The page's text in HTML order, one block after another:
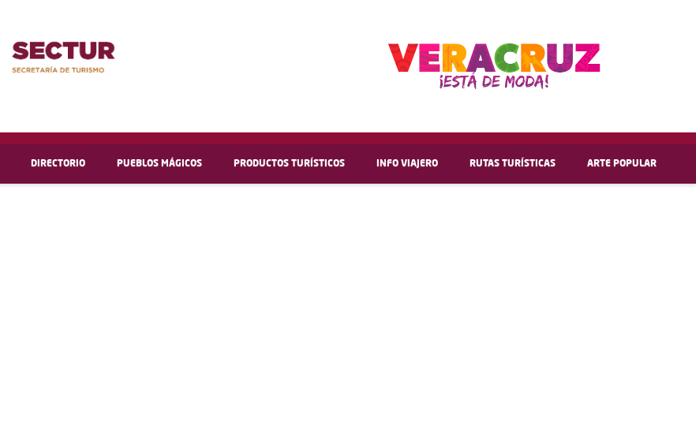
DIRECTORIO PUEBLOS MÁGICOS PRODUCTOS TURÍSTICOS INFO VIAJERO RUTAS TURÍSTICAS ARTE POPULAR